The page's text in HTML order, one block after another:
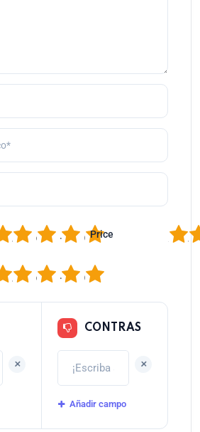
5
4
3
2 Price 2
5
4
3
2
+
CONTRAS
+
Añadir campo